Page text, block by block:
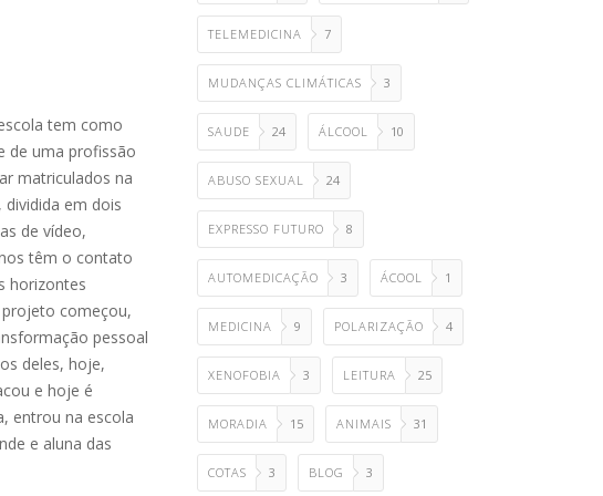
tem como
de uma profissão
matriculados na
em dois
de vídeo,
têm o contato
horizontes
projeto começou,
pessoal
deles, hoje,
e hoje é
entrou na escola
e aluna das
TELEMEDICINA 7
MUDANÇAS CLIMÁTICAS 3
SAUDE 24 ÁLCOOL 10
ABUSO SEXUAL 24
EXPRESSO FUTURO 8
AUTOMEDICAÇÃO 3 ÁCOOL 1
MEDICINA 9 POLARIZAÇÃO 4
XENOFOBIA 3 LEITURA 25
MORADIA 15 ANIMAIS 31
COTAS 3 BLOG 3